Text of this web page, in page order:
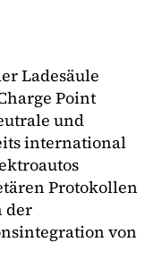
Ladesäule
Point
und
international
Protokollen
der
von